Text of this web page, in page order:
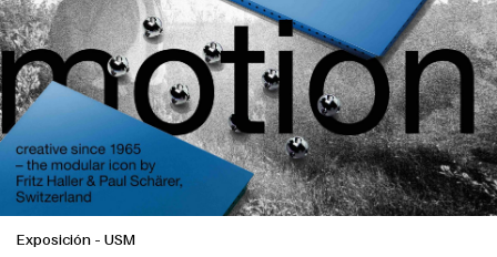
Exposición - USM